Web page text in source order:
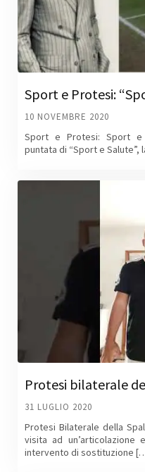
Sport e Protesi:
10 NOVEMBRE 2020
Sport e Protesi: Sport e
puntata di “Sport e
Protesi bilaterale
31 LUGLIO 2020
Protesi Bilaterale della
visita ad
intervento di sostituzione